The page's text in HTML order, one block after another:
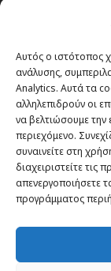
Αυτός ο ιστότοπος
ανάλυσης,
Analytics. Αυτά τα
αλληλεπιδρούν οι
να βελτιώσουμε την
περιεχόμενο.
συναινείτε στη
διαχειριστείτε τις
απενεργοποιήσετε
προγράμματος
Passenger
Passenger
TRAVEL
Οργάνωσε
CITY and